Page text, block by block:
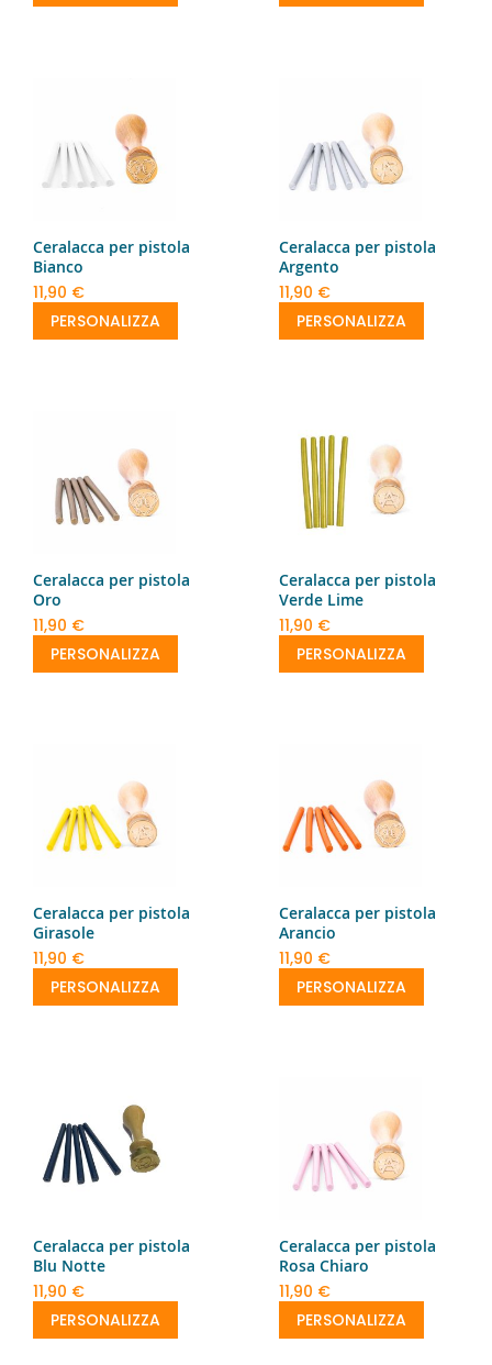
Ceralacca per pistola
Bianco
11,90 €
PERSONALIZZA
Ceralacca per pistola
Argento
11,90 €
PERSONALIZZA
Ceralacca per pistola
Oro
11,90 €
PERSONALIZZA
Ceralacca per pistola
Verde Lime
11,90 €
PERSONALIZZA
Ceralacca per pistola
Girasole
11,90 €
PERSONALIZZA
Ceralacca per pistola
Arancio
11,90 €
PERSONALIZZA
Ceralacca per pistola
Blu Notte
11,90 €
PERSONALIZZA
Ceralacca per pistola
Rosa Chiaro
11,90 €
PERSONALIZZA